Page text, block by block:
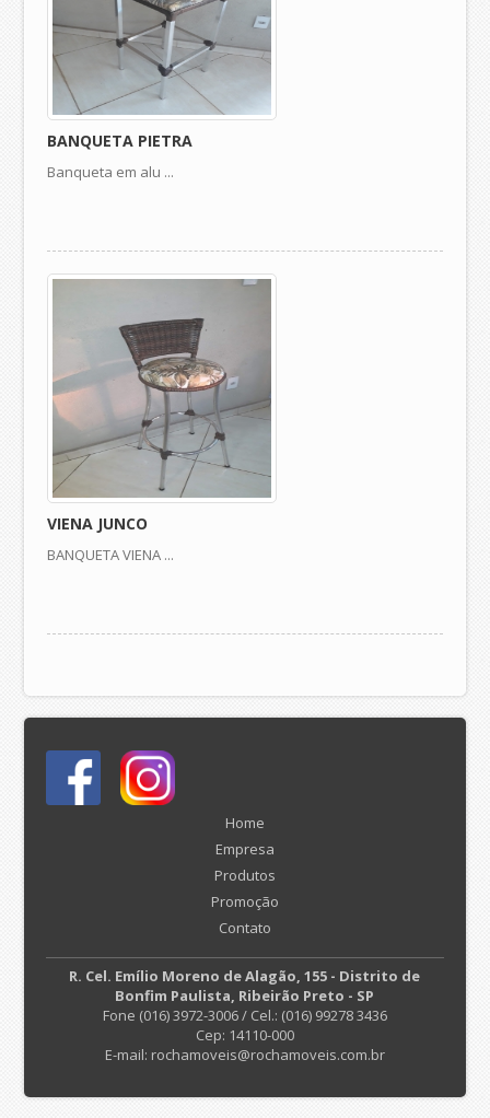
BANQUETA PIETRA
Banqueta em alu ...
VIENA JUNCO
BANQUETA VIENA ...
Home
Empresa
Produtos
Promoção
Contato
R. Cel. Emílio Moreno de Alagão, 155 - Distrito de
Bonfim Paulista, Ribeirão Preto - SP
Fone (016) 3972-3006 / Cel.: (016) 99278 3436
Cep: 14110-000
E-mail: rochamoveis@rochamoveis.com.br